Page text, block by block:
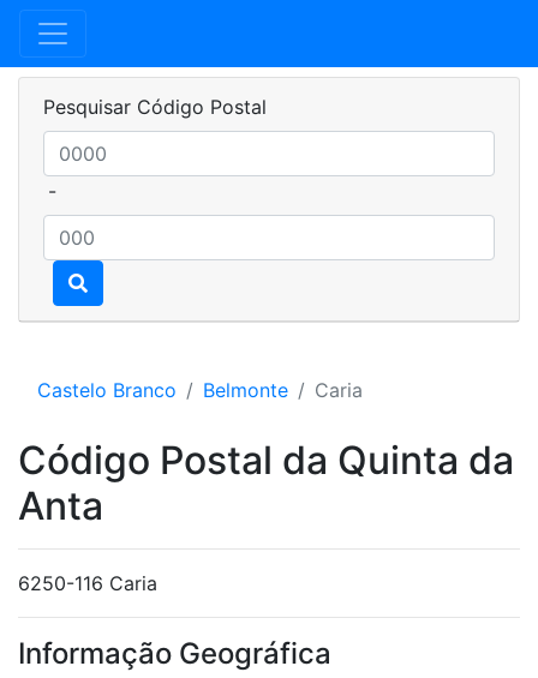
Pesquisar Código Postal
-
Castelo Branco Belmonte Caria
Código Postal da Quinta da
Anta
6250-116 Caria
Informação Geográfica